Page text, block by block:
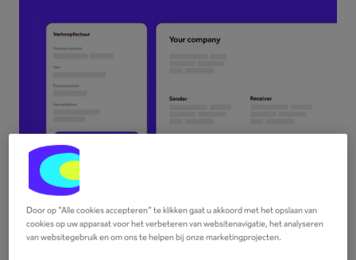
Door op “Alle cookies accepteren” te klikken gaat u akkoord met het opslaan van
cookies op uw apparaat voor het verbeteren van websitenavigatie, het analyseren
van websitegebruik en om ons te helpen bij onze marketingprojecten.